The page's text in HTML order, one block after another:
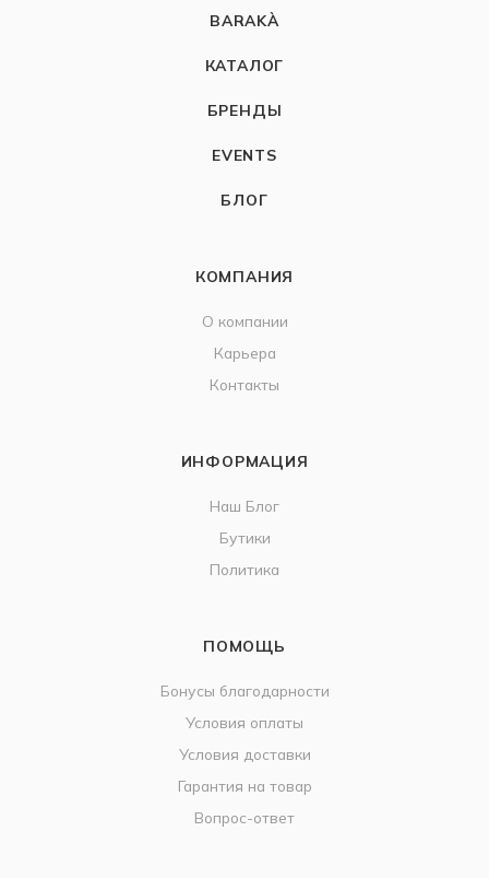
BARAKÀ
КАТАЛОГ
БРЕНДЫ
EVENTS
БЛОГ
КОМПАНИЯ
О компании
Карьера
Контакты
ИНФОРМАЦИЯ
Наш Блог
Бутики
Политика
ПОМОЩЬ
Бонусы благодарности
Условия оплаты
Условия доставки
Гарантия на товар
Вопрос-ответ